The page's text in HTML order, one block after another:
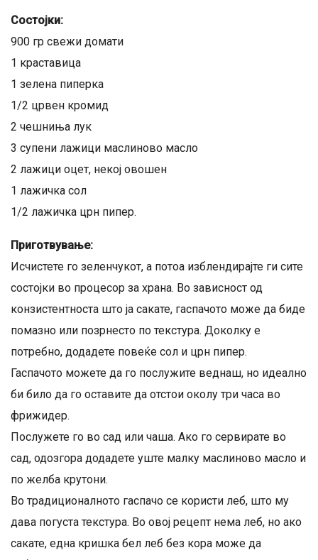
Состојки:
900 гр свежи домати
1 краставица
1 зелена пиперка
1/2 црвен кромид
2 чешниња лук
3 супени лажици маслиново масло
2 лажици оцет, некој овошен
1 лажичка сол
1/2 лажичка црн пипер.
Приготвување:
Исчистете го зеленчукот, а потоа изблендирајте ги сите
состојки во процесор за храна. Во зависност од
конзистентноста што ја сакате, гаспачото може да биде
помазно или позрнесто по текстура. Доколку е
потребно, додадете повеќе сол и црн пипер.
Гаспачото можете да го послужите веднаш, но идеално
би било да го оставите да отстои околу три часа во
фрижидер.
Послужете го во сад или чаша. Ако го сервирате во
сад, одозгора додадете уште малку маслиново масло и
по желба крутони.
Во традиционалното гаспачо се користи леб, што му
дава погуста текстура. Во овој рецепт нема леб, но ако
сакате, една кришка бел леб без кора може да